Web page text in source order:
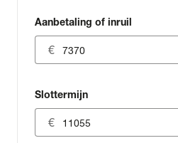
Aanbetaling of inruil
Slottermijn